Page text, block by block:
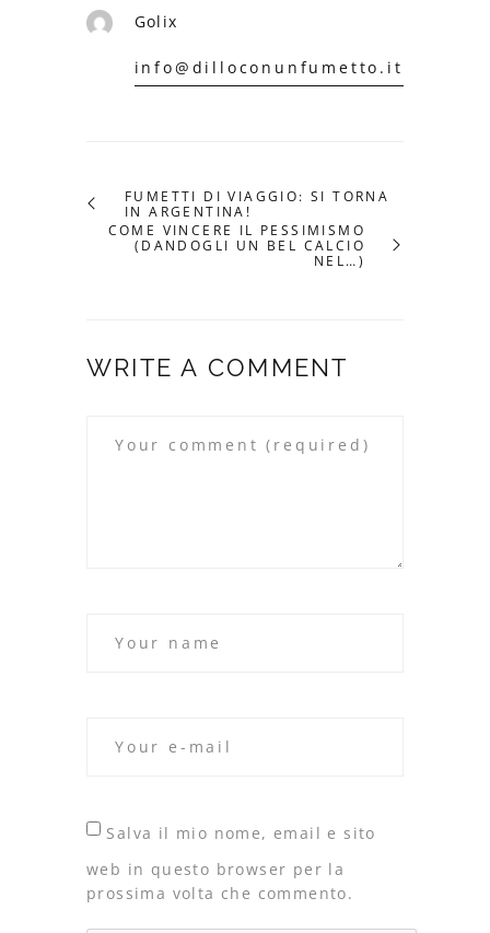
Golix
info@dilloconunfumetto.it
FUMETTI DI VIAGGIO: SI TORNA
IN ARGENTINA!
COME VINCERE IL PESSIMISMO
(DANDOGLI UN BEL CALCIO
NEL…)
WRITE A COMMENT
Salva il mio nome, email e sito
web in questo browser per la
prossima volta che commento.